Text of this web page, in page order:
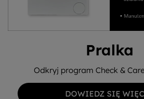
Pralka
Odkryj program Check &
DOWIEDZ SIĘ